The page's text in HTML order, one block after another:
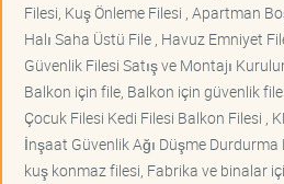
Filesi, Kuş Önleme Filesi , Apartman
Halı Saha Üstü File , Havuz Emniyet
Güvenlik Filesi Satış ve Montajı
Balkon için file, Balkon için güvenlik
Çocuk Filesi Kedi Filesi Balkon Filesi ,
İnşaat Güvenlik Ağı Düşme
kuş konmaz filesi, Fabrika ve binalar